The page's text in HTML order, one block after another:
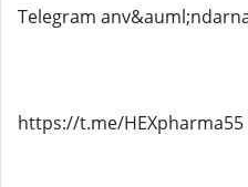
Telegram
https://t.me/HEXpharma55